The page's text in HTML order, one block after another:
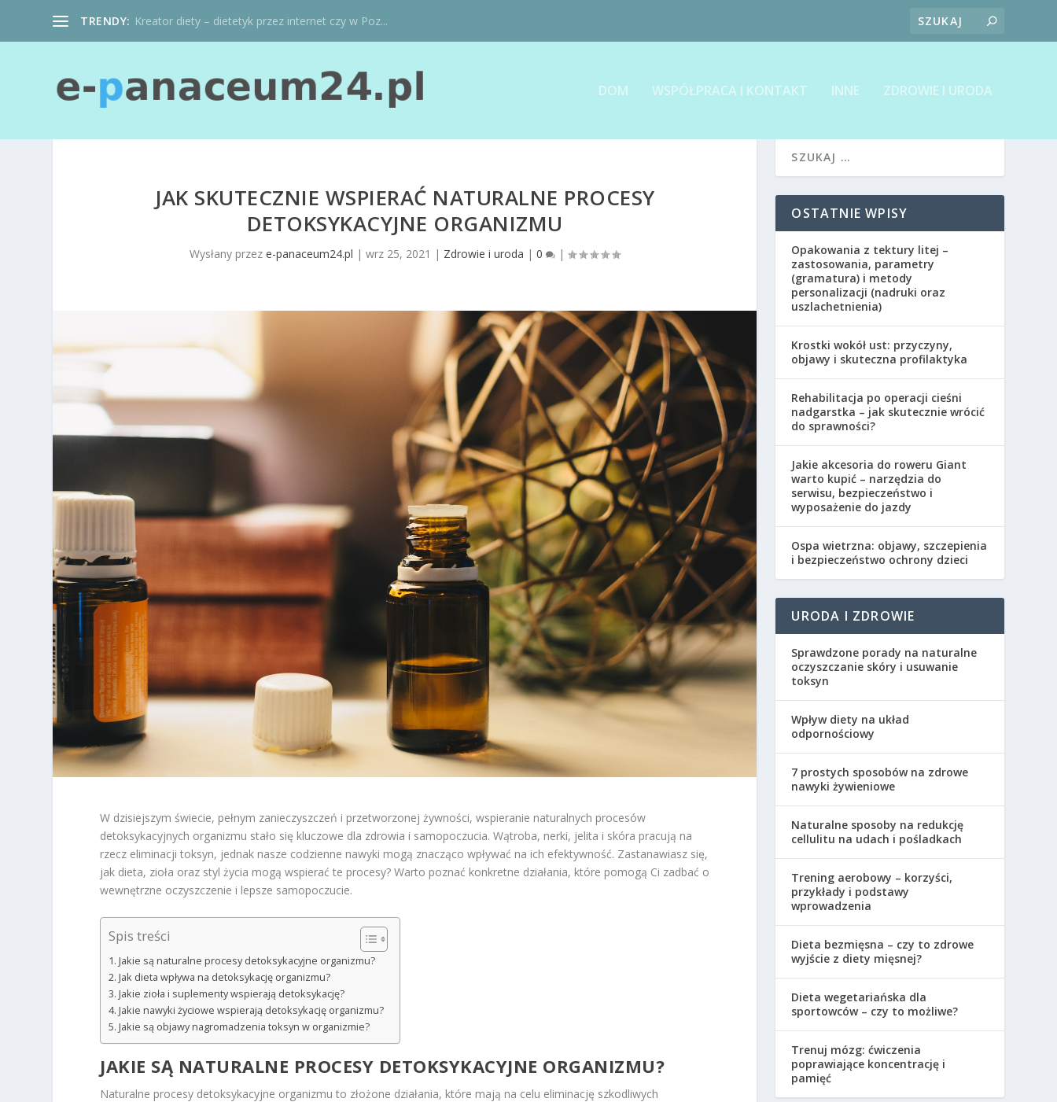
TRENDY: Kreator diety – dietetyk przez internet czy w Poz...
DOM WSPÓŁPRACA I KONTAKT INNE ZDROWIE I URODA
JAK SKUTECZNIE WSPIERAĆ NATURALNE PROCESY
DETOKSYKACYJNE ORGANIZMU
Wysłany przeze-panaceum24.pl |wrz 25, 2021 | Zdrowie i uroda |0 |
W dzisiejszym świecie, pełnym zanieczyszczeń i przetworzonej żywności, wspieranie naturalnych procesów
detoksykacyjnych organizmu stało się kluczowe dla zdrowia i samopoczucia. Wątroba, nerki, jelita i skóra pracują na
rzecz eliminacji toksyn, jednak nasze codzienne nawyki mogą znacząco wpływać na ich efektywność. Zastanawiasz się,
jak dieta, zioła oraz styl życia mogą wspierać te procesy? Warto poznać konkretne działania, które pomogą Ci zadbać o
wewnętrzne oczyszczenie i lepsze samopoczucie.
Spis treści
Jakie są naturalne procesy detoksykacyjne organizmu?
Jak dieta wpływa na detoksykację organizmu?
Jakie zioła i suplementy wspierają detoksykację?
Jakie nawyki życiowe wspierają detoksykację organizmu?
Jakie są objawy nagromadzenia toksyn w organizmie?
JAKIE SĄ NATURALNE PROCESY DETOKSYKACYJNE ORGANIZMU?
Naturalne procesy detoksykacyjne organizmu to złożone działania, które mają na celu eliminację szkodliwych
OSTATNIE WPISY
Opakowania z tektury litej –
zastosowania, parametry
(gramatura) i metody
personalizacji (nadruki oraz
uszlachetnienia)
Krostki wokół ust: przyczyny,
objawy i skuteczna profilaktyka
Rehabilitacja po operacji cieśni
nadgarstka – jak skutecznie wrócić
do sprawności?
Jakie akcesoria do roweru Giant
warto kupić – narzędzia do
serwisu, bezpieczeństwo i
wyposażenie do jazdy
Ospa wietrzna: objawy, szczepienia
i bezpieczeństwo ochrony dzieci
URODA I ZDROWIE
Sprawdzone porady na naturalne
oczyszczanie skóry i usuwanie
toksyn
Wpływ diety na układ
odpornościowy
7 prostych sposobów na zdrowe
nawyki żywieniowe
Naturalne sposoby na redukcję
cellulitu na udach i pośladkach
Trening aerobowy – korzyści,
przykłady i podstawy
wprowadzenia
Dieta bezmięsna – czy to zdrowe
wyjście z diety mięsnej?
Dieta wegetariańska dla
sportowców – czy to możliwe?
Trenuj mózg: ćwiczenia
poprawiające koncentrację i
pamięć